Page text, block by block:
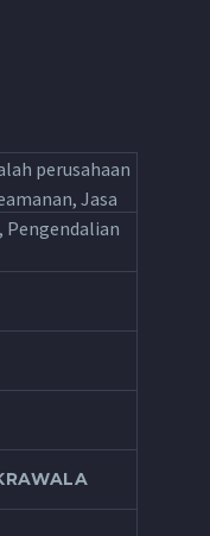
perusahaan
Jasa
Pengendalian